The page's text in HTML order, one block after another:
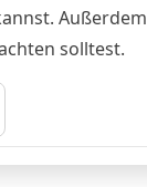
Außerdem
solltest.